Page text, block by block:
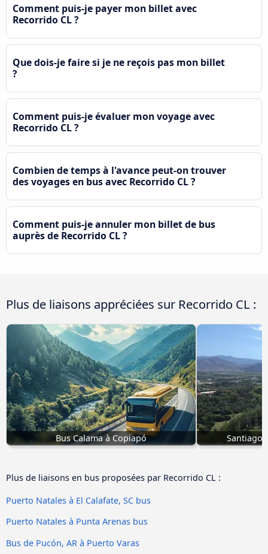
Comment puis-je payer mon billet avec
Recorrido CL ?
Que dois-je faire si je ne reçois pas mon billet
?
Comment puis-je évaluer mon voyage avec
Recorrido CL ?
Combien de temps à l'avance peut-on trouver
des voyages en bus avec Recorrido CL ?
Comment puis-je annuler mon billet de bus
auprès de Recorrido CL ?
Plus de liaisons appréciées sur Recorrido CL :
Bus Calama à Copiapó Santiago,
Plus de liaisons en bus proposées par Recorrido CL :
Puerto Natales à El Calafate, SC bus
Puerto Natales à Punta Arenas bus
Bus de Pucón, AR à Puerto Varas